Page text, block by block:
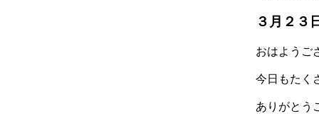
３月２
おはようご
今日もたく
ありがとう